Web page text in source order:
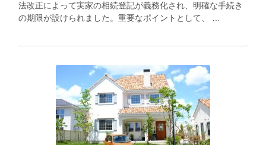
法改正によって実家の相続登記が義務化され、明確な手続き
の期限が設けられました。重要なポイントとして、 …